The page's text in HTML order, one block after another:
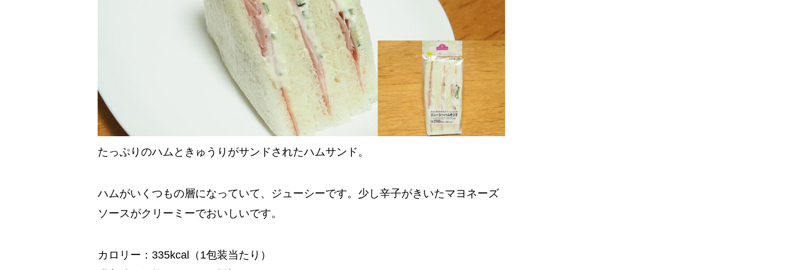
たっぷりのハムときゅうりがサンドされたハムサンド。
ハムがいくつもの層になっていて、ジューシーです。少し辛子がきいたマヨネーズ
ソースがクリーミーでおいしいです。
カロリー：335kcal（1包装当たり）